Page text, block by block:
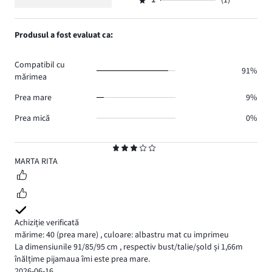
3
MARTA RITA
Achiziție verificată
mărime: 40 (prea mare) ,culoare: albastru mat cu imprimeu
La dimensiunile 91/85/95 cm , respectiv bust/talie/șold și 1,66m
înălțime pijamaua îmi este prea mare.
98.
7.
2,
Evaluare
1,
Produsul a fost evaluat ca:
Compatibil cu
mărimea
91%
Prea mare
9%
Prea mică
0%